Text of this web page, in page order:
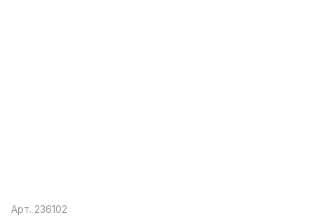
Арт. 236102